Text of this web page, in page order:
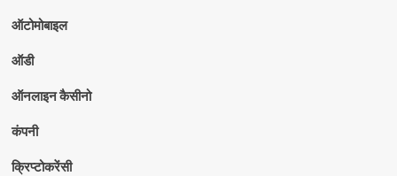
ऑटोमोबाइल
ऑडी
ऑनलाइन कैसीनो
कंपनी
क्रिप्टोकरेंसी